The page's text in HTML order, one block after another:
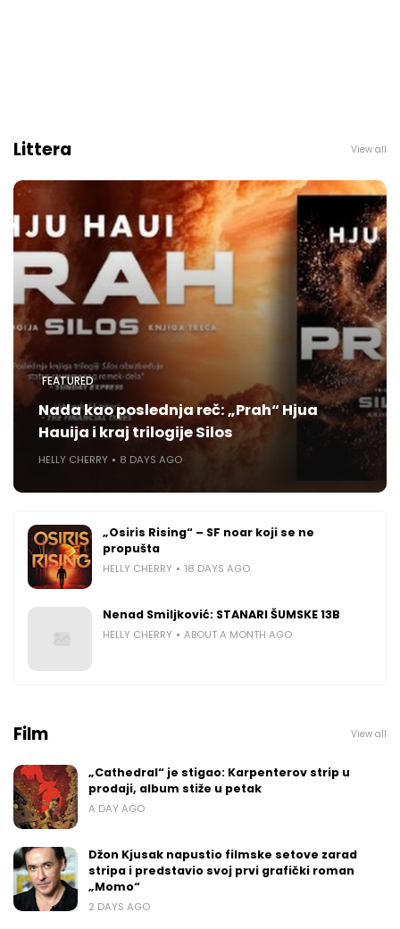
Littera View all
FEATURED
Nada kao poslednja reč: „Prah“ Hjua
Hauija i kraj trilogije Silos
HELLY CHERRY 8 DAYS AGO
„Osiris Rising“ – SF noar koji se ne
propušta
HELLY CHERRY 18 DAYS AGO
Nenad Smiljković: STANARI ŠUMSKE 13B
HELLY CHERRY ABOUT A MONTH AGO
Film View all
„Cathedral“ je stigao: Karpenterov strip u
prodaji, album stiže u petak
A DAY AGO
Džon Kjusak napustio filmske setove zarad
stripa i predstavio svoj prvi grafički roman
„Momo“
2 DAYS AGO